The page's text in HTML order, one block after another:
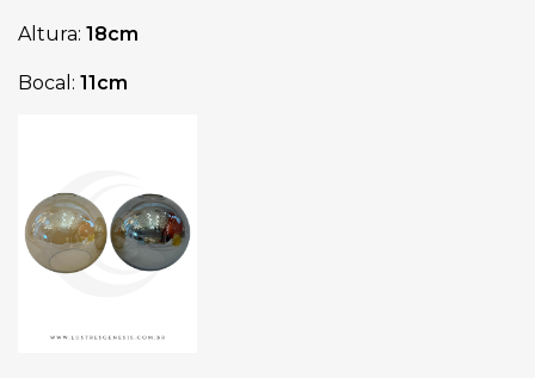
Altura: 18cm
Bocal: 11cm